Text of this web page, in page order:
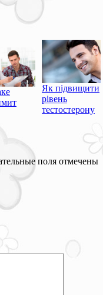
Як підвищити
рівень
тестостерону
поля отмечены